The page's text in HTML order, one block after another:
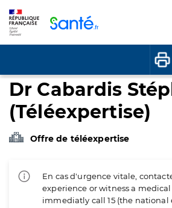
Dr Cabardis
(Téléexpertise)
Offre de téléexpertise
En cas d'urgence vitale,
experience or witness a
immediatly call 15 (the national